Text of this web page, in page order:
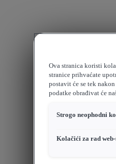
Ova stranica koristi
stranice prihvaćate
postavit će se tek
podatke obrađivat će
Strogo neophodni
Kolačići za rad